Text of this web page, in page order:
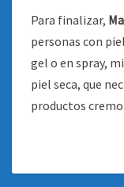
Para finalizar,
personas con
gel o en spray,
piel seca, que
productos